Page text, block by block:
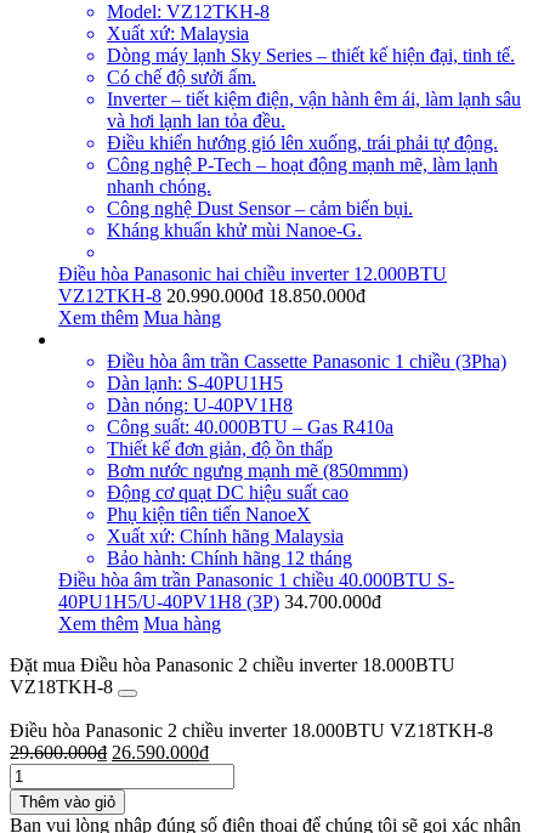
Model: VZ12TKH-8
Xuất xứ: Malaysia
Dòng máy lạnh Sky Series – thiết kế hiện đại, tinh tế.
Có chế độ sưởi ấm.
Inverter – tiết kiệm điện, vận hành êm ái, làm lạnh sâu
và hơi lạnh lan tỏa đều.
Điều khiển hướng gió lên xuống, trái phải tự động.
Công nghệ P-Tech – hoạt động mạnh mẽ, làm lạnh
nhanh chóng.
Công nghệ Dust Sensor – cảm biến bụi.
Kháng khuẩn khử mùi Nanoe-G.
Điều hòa Panasonic hai chiều inverter 12.000BTU
VZ12TKH-8 20.990.000đ 18.850.000đ
Xem thêm Mua hàng
Điều hòa âm trần Cassette Panasonic 1 chiều (3Pha)
Dàn lạnh: S-40PU1H5
Dàn nóng: U-40PV1H8
Công suất: 40.000BTU – Gas R410a
Thiết kế đơn giản, độ ồn thấp
Bơm nước ngưng mạnh mẽ (850mmm)
Động cơ quạt DC hiệu suất cao
Phụ kiện tiên tiến NanoeX
Xuất xứ: Chính hãng Malaysia
Bảo hành: Chính hãng 12 tháng
Điều hòa âm trần Panasonic 1 chiều 40.000BTU S-
40PU1H5/U-40PV1H8 (3P) 34.700.000đ
Xem thêm Mua hàng
Đặt mua Điều hòa Panasonic 2 chiều inverter 18.000BTU
VZ18TKH-8
Điều hòa Panasonic 2 chiều inverter 18.000BTU VZ18TKH-8
29.600.000₫ 26.590.000₫
Thêm vào giỏ
Bạn vui lòng nhập đúng số điện thoại để chúng tôi sẽ gọi xác nhận